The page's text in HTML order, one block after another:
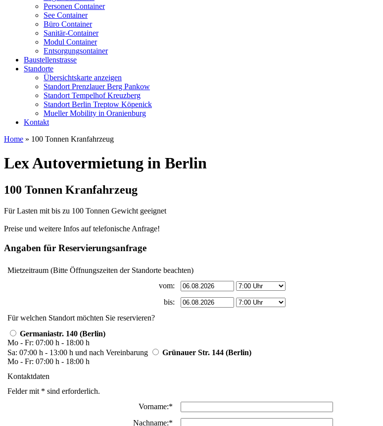
Personen Container
See Container
Büro Container
Sanitär-Container
Modul Container
Entsorgungsontainer
Baustellenstrasse
Standorte
Übersichtskarte anzeigen
Standort Prenzlauer Berg Pankow
Standort Tempelhof Kreuzberg
Standort Berlin Treptow Köpenick
Mueller Mobility in Oranienburg
Kontakt
Home » 100 Tonnen Kranfahrzeug
Lex Autovermietung in Berlin
100 Tonnen Kranfahrzeug
Für Lasten mit bis zu 100 Tonnen Gewicht geeignet
Preise und weitere Infos auf telefonische Anfrage!
Angaben für Reservierungsanfrage
Mietzeitraum (Bitte Öffnungszeiten der Standorte beachten)
vom:
bis:
Für welchen Standort möchten Sie reservieren?
Germaniastr. 140 (Berlin)
Mo - Fr: 07:00 h - 18:00 h
Sa: 07:00 h - 13:00 h und nach Vereinbarung
Grünauer Str. 144 (Berlin)
Mo - Fr: 07:00 h - 18:00 h
Kontaktdaten
Felder mit * sind erforderlich.
Vorname:*
Nachname:*